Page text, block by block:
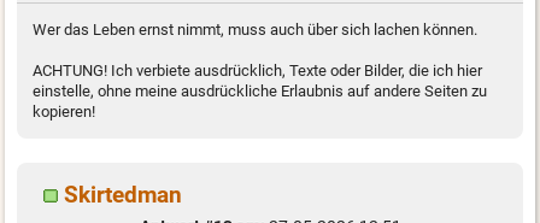
Wer das Leben ernst nimmt, muss auch über sich lachen können.
ACHTUNG! Ich verbiete ausdrücklich, Texte oder Bilder, die ich hier
einstelle, ohne meine ausdrückliche Erlaubnis auf andere Seiten zu
kopieren!
Skirtedman